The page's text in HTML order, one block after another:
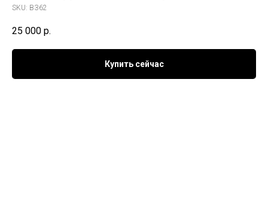
SKU: ВЗ62
25 000 р.
Купить сейчас